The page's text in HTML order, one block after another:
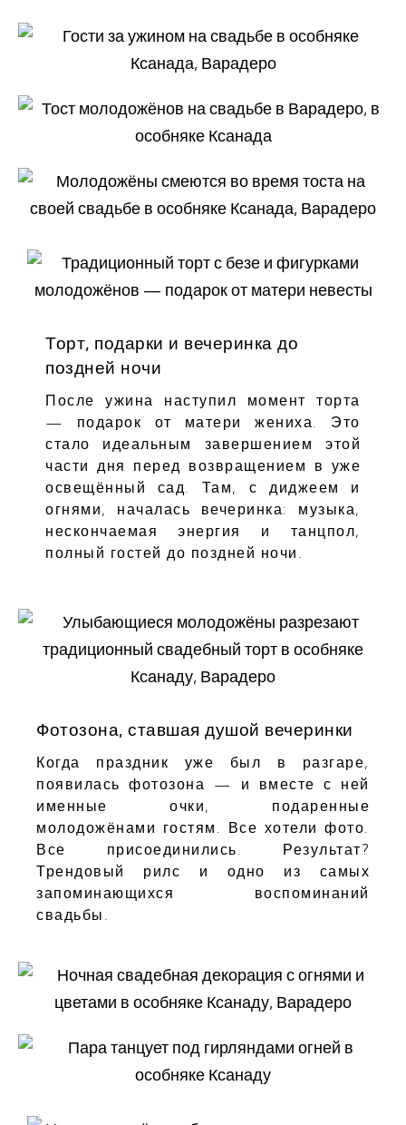
Торт, подарки и вечеринка до
поздней ночи
После ужина наступил момент торта
— подарок от матери жениха. Это
стало идеальным завершением этой
части дня перед возвращением в уже
освещённый сад. Там, с диджеем и
огнями, началась вечеринка: музыка,
нескончаемая энергия и танцпол,
полный гостей до поздней ночи.
Фотозона, ставшая душой вечеринки
Когда праздник уже был в разгаре,
появилась фотозона — и вместе с ней
именные очки, подаренные
молодожёнами гостям. Все хотели фото.
Все присоединились. Результат?
Трендовый рилс и одно из самых
запоминающихся воспоминаний
свадьбы.